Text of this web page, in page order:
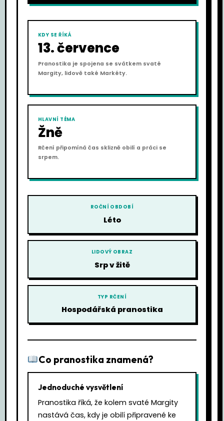
KDY SE ŘÍKÁ
13. července
Pranostika je spojena se svátkem svaté
Margity, lidově také Markéty.
HLAVNÍ TÉMA
Žně
Rčení připomíná čas sklizně obilí a práci se
srpem.
ROČNÍ OBDOBÍ
Léto
LIDOVÝ OBRAZ
Srp v žitě
TYP RČENÍ
Hospodářská pranostika
Co pranostika znamená?
Jednoduché vysvětlení
Pranostika říká, že kolem svaté Margity
nastává čas, kdy je obilí připravené ke